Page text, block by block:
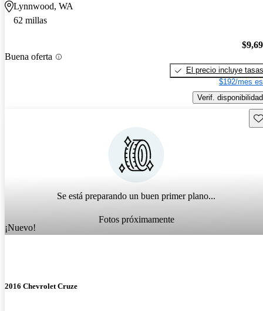
Lynnwood, WA
62 millas
Buena oferta
El precio incluye tasas
$192/mes
Verif. disponibilidad
Se está preparando un buen primer plano...
Fotos próximamente
¡Nuevo!
2016 Chevrolet Cruze